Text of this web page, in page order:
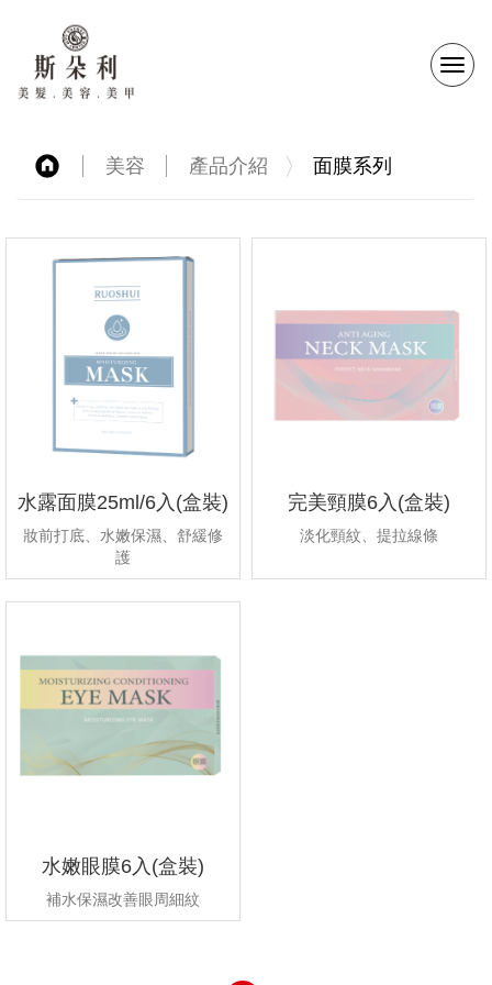
選
美容 產品介紹 面膜系列
水露面膜25ml/6入(盒裝)
妝前打底、水嫩保濕、舒緩修
護
完美頸膜6入(盒裝)
淡化頸紋、提拉線條
水嫩眼膜6入(盒裝)
補水保濕改善眼周細紋